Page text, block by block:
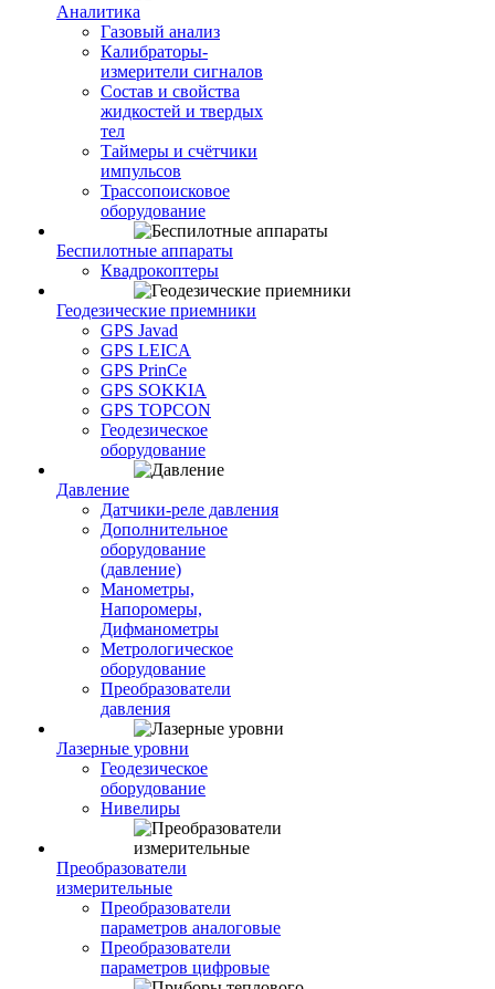
Аналитика
Газовый анализ
Калибраторы-
измерители сигналов
Состав и свойства
жидкостей и твердых
тел
Таймеры и счётчики
импульсов
Трассопоисковое
оборудование
Беспилотные аппараты
Квадрокоптеры
Геодезические приемники
GPS Javad
GPS LEICA
GPS PrinCe
GPS SOKKIA
GPS TOPCON
Геодезическое
оборудование
Давление
Датчики-реле давления
Дополнительное
оборудование
(давление)
Манометры,
Напоромеры,
Дифманометры
Метрологическое
оборудование
Преобразователи
давления
Лазерные уровни
Геодезическое
оборудование
Нивелиры
Преобразователи
измерительные
Преобразователи
параметров аналоговые
Преобразователи
параметров цифровые